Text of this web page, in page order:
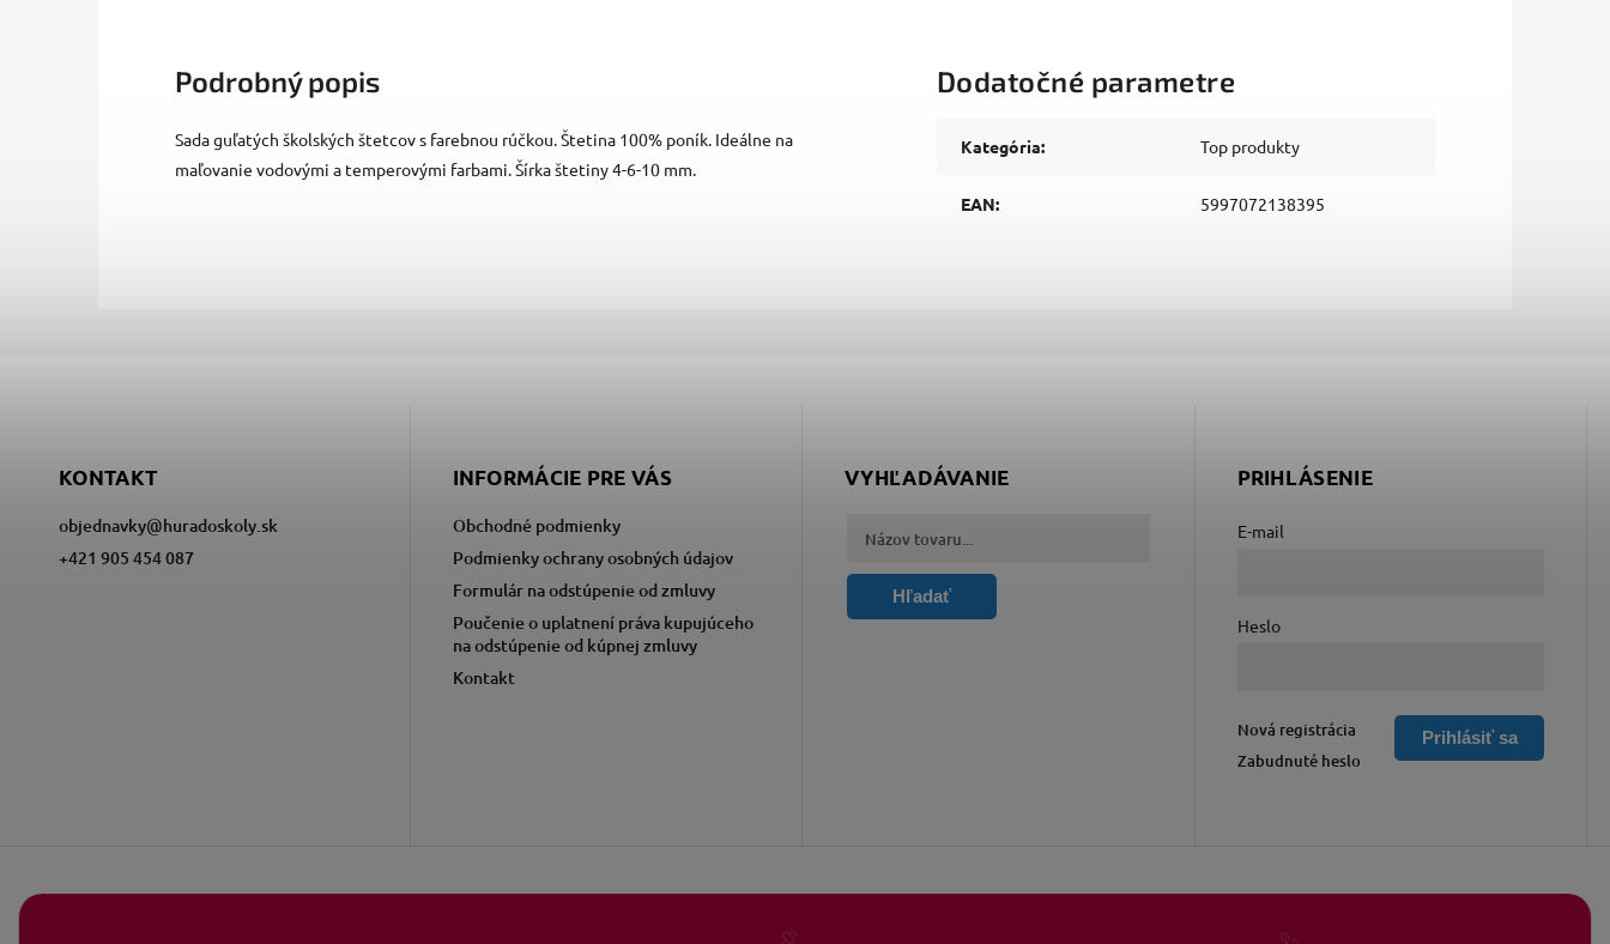
Podrobný popis
Sada guľatých školských štetcov s farebnou rúčkou. Štetina 100% poník. Ideálne na
maľovanie vodovými a temperovými farbami. Šírka štetiny 4-6-10 mm.
Dodatočné parametre
Kategória: Top produkty
EAN: 5997072138395
KONTAKT
objednavky@huradoskoly.sk
+421 905 454 087
INFORMÁCIE PRE VÁS
Obchodné podmienky
Podmienky ochrany osobných údajov
Formulár na odstúpenie od zmluvy
Poučenie o uplatnení práva kupujúceho
na odstúpenie od kúpnej zmluvy
Kontakt
VYHĽADÁVANIE
Hľadať
PRIHLÁSENIE
E-mail
Heslo
Prihlásiť sa
Nová registrácia
Zabudnuté heslo